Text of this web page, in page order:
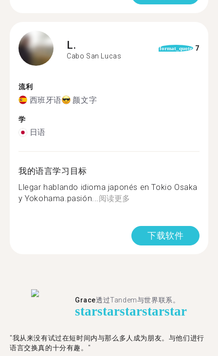
L.
Cabo San Lucas
format_quote 7
流利
西班牙语 颜文字
学
日语
我的语言学习目标
Llegar hablando idioma japonés en Tokio Osaka
y Yokohama.pasión...阅读更多
下载软件
Grace透过Tandem与世界联系。
starstarstarstarstar
"我从来没有试过在短时间内与那么多人成为朋友。与他们进行
语言交换真的十分有趣。"